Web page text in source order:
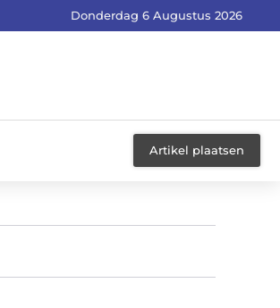
Donderdag 6 Augustus 2026
Artikel plaatsen